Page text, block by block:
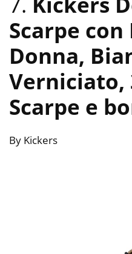
Scarpe con
Donna,
Verniciato,
Scarpe e
By Kickers